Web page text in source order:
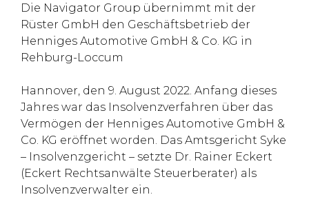
Die Navigator Group übernimmt mit der
Rüster GmbH den Geschäftsbetrieb der
Henniges Automotive GmbH & Co. KG in
Rehburg-Loccum
Hannover, den 9. August 2022. Anfang dieses
Jahres war das Insolvenzverfahren über das
Vermögen der Henniges Automotive GmbH &
Co. KG eröffnet worden. Das Amtsgericht Syke
– Insolvenzgericht – setzte Dr. Rainer Eckert
(Eckert Rechtsanwälte Steuerberater) als
Insolvenzverwalter ein.